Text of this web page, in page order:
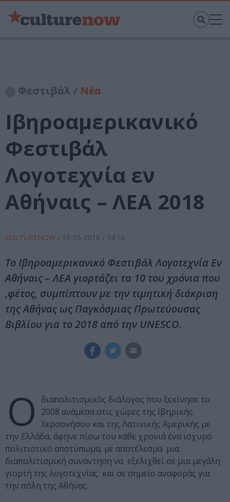
Φεστιβάλ / Νέα
Ιβηροαμερικανικό
Φεστιβάλ
Λογοτεχνία εν
Αθήναις – ΛΕΑ 2018
CULTURENOW / 18-05-2018 / 14:16
Το Ιβηροαμερικανικό Φεστιβάλ Λογοτεχνία Εν
Αθήναις – ΛΕΑ γιορτάζει τα 10 του χρόνια που
,φέτος, συμπίπτουν με την τιμητική διάκριση
της Αθήνας ως Παγκόσμιας Πρωτεύουσας
Βιβλίου για το 2018 από την UNESCO.
Ο
διαπολιτισμικός διάλογος που ξεκίνησε το
2008 ανάμεσα στις χώρες της Ιβηρικής
Χερσονήσου και της Λατινικής Αμερικής με
την Ελλάδα, άφηνε πίσω του κάθε χρονιά ένα ισχυρό
πολιτιστικό αποτύπωμα, με αποτέλεσμα μια
διαπολιτισμική συνάντηση να εξελιχθεί σε μια μεγάλη
γιορτή της λογοτεχνίας και σε σημείο αναφοράς για
την πόλη της Αθήνας.